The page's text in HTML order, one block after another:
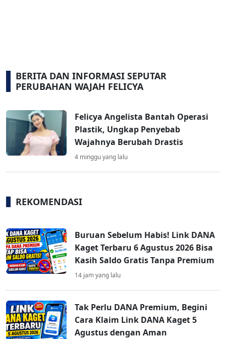
BERITA DAN INFORMASI SEPUTAR
PERUBAHAN WAJAH FELICYA
Felicya Angelista Bantah Operasi
Plastik, Ungkap Penyebab
Wajahnya Berubah Drastis
4 minggu yang lalu
REKOMENDASI
Buruan Sebelum Habis! Link DANA
Kaget Terbaru 6 Agustus 2026 Bisa
Kasih Saldo Gratis Tanpa Premium
14 jam yang lalu
Tak Perlu DANA Premium, Begini
Cara Klaim Link DANA Kaget 5
Agustus dengan Aman